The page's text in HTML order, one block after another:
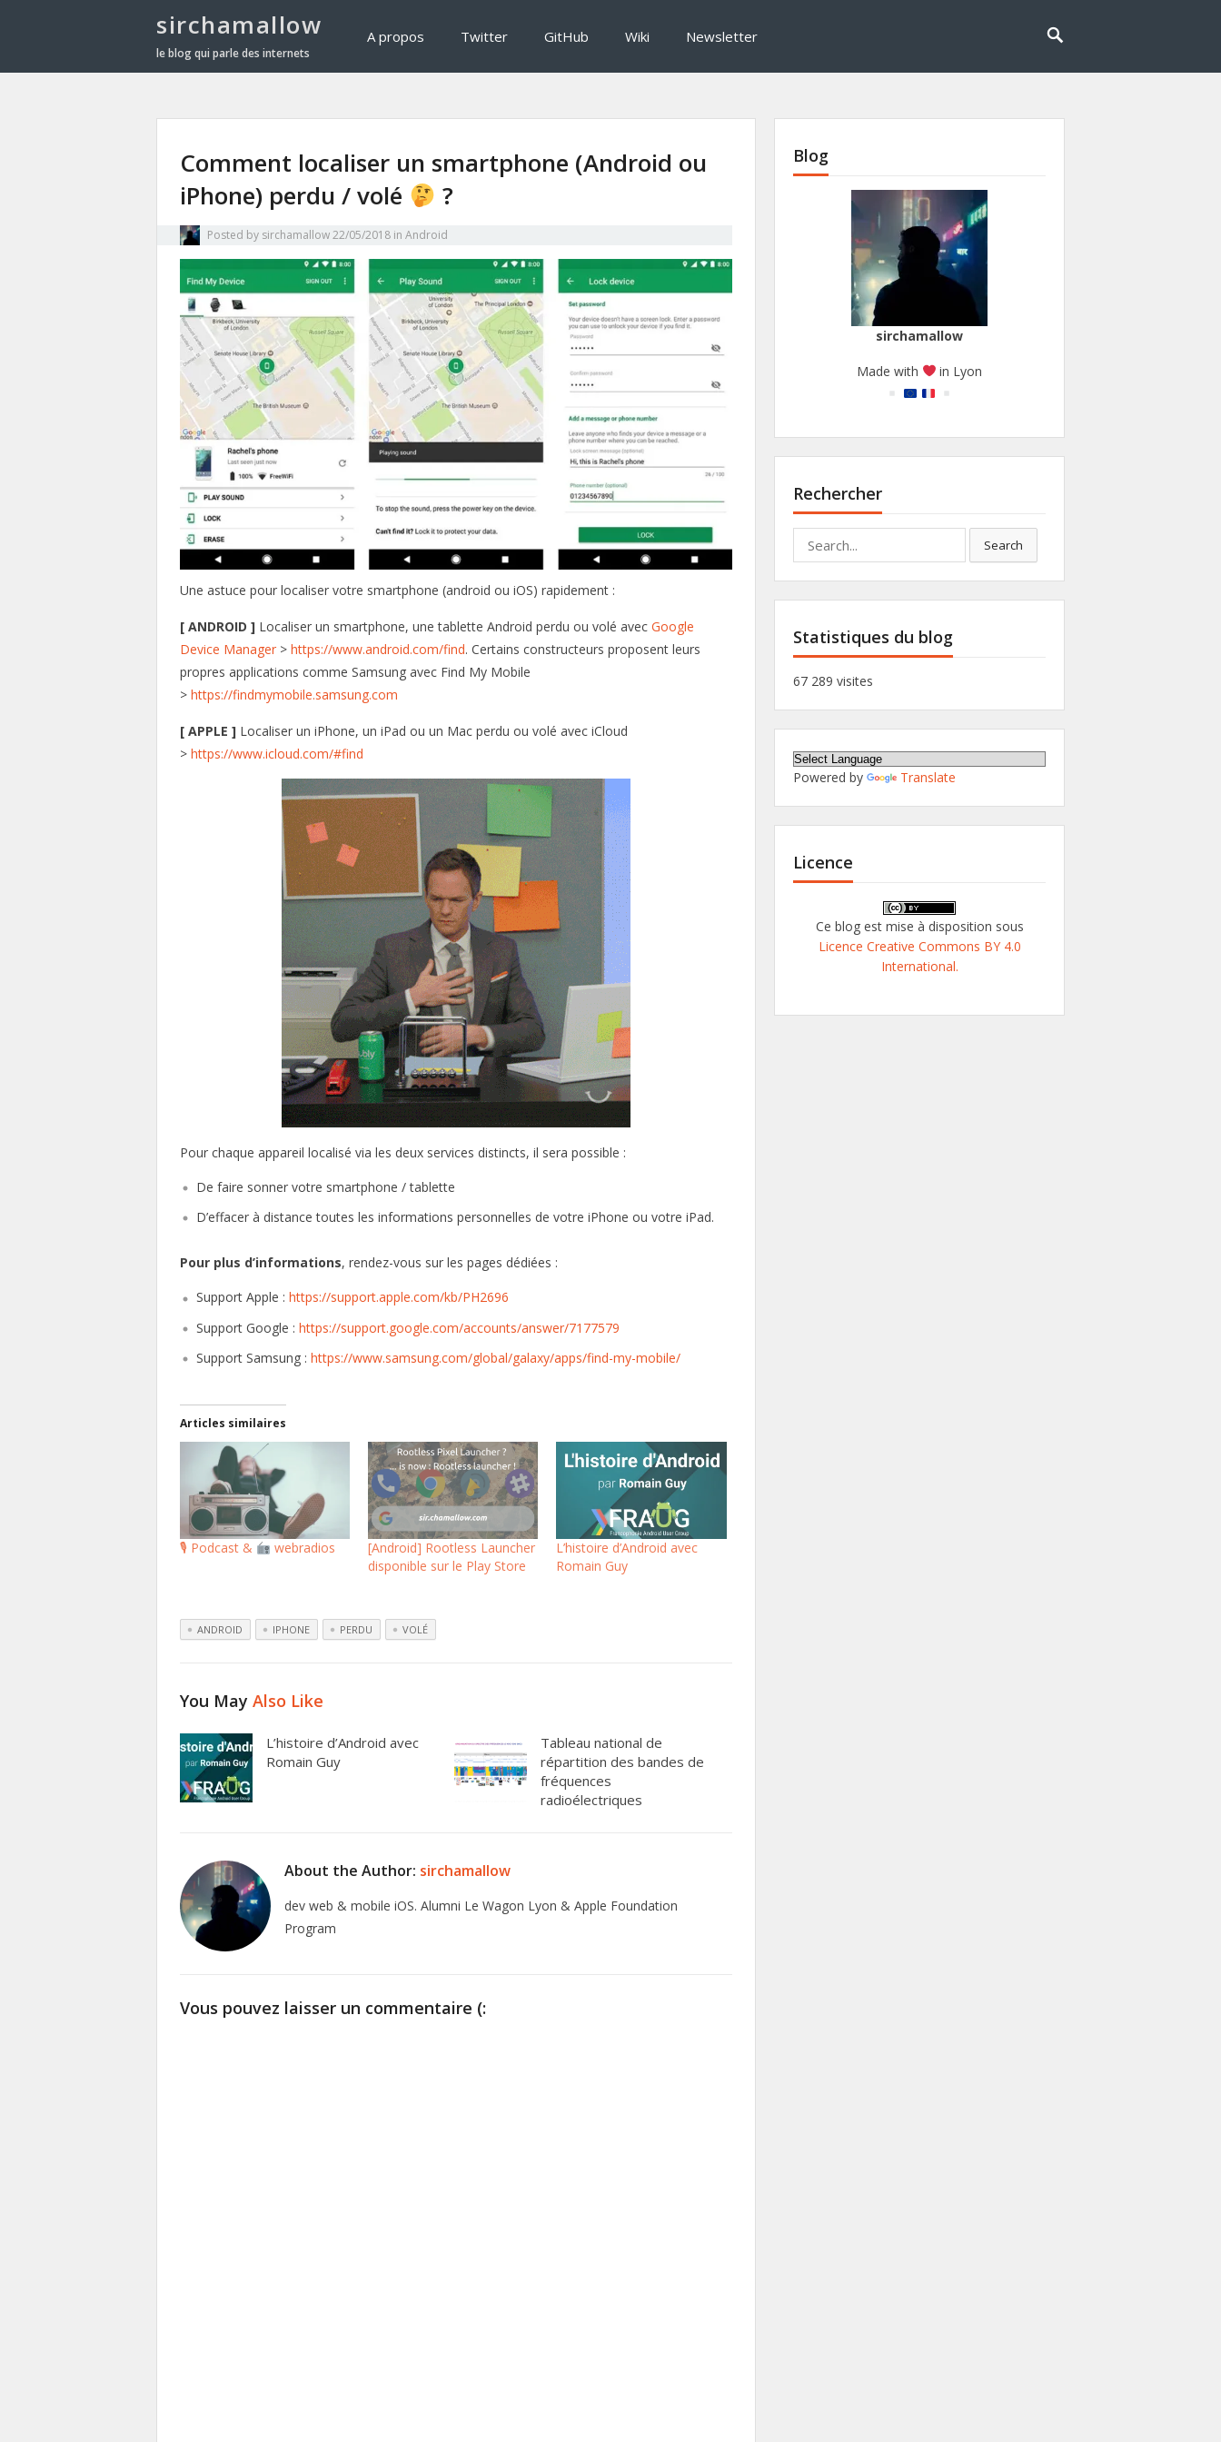
sirchamallow
le blog qui parle des internets
A propos Twitter GitHub Wiki Newsletter
Comment localiser un smartphone (Android ou
iPhone) perdu / volé
?
Posted by sirchamallow22/05/2018 in Android
Une astuce pour localiser votre smartphone (android ou iOS) rapidement :
[ ANDROID ] Localiser un smartphone, une tablette Android perdu ou volé avec Google
Device Manager > https://www.android.com/find. Certains constructeurs proposent leurs
propres applications comme Samsung avec Find My Mobile
> https://findmymobile.samsung.com
[ APPLE ] Localiser un iPhone, un iPad ou un Mac perdu ou volé avec iCloud
> https://www.icloud.com/#find
Pour chaque appareil localisé via les deux services distincts, il sera possible :
De faire sonner votre smartphone / tablette
D’effacer à distance toutes les informations personnelles de votre iPhone ou votre iPad.
Pour plus d’informations, rendez-vous sur les pages dédiées :
Support Apple : https://support.apple.com/kb/PH2696
Support Google : https://support.google.com/accounts/answer/7177579
Support Samsung : https://www.samsung.com/global/galaxy/apps/find-my-mobile/
Articles similaires
🎙 Podcast & webradios
[Android] Rootless Launcher
disponible sur le Play Store
L’histoire d’Android avec
Romain Guy
ANDROID IPHONE PERDU VOLÉ
You May Also Like
L’histoire d’Android avec
Romain Guy
Tableau national de
répartition des bandes de
fréquences
radioélectriques
About the Author: sirchamallow
dev web & mobile iOS. Alumni Le Wagon Lyon & Apple Foundation
Program
Vous pouvez laisser un commentaire (:
Blog
sirchamallow
Made with in Lyon
Rechercher
for:
Search
Statistiques du blog
67 289 visites
Powered by Translate
Licence
Ce blog est mise à disposition sous
Licence Creative Commons BY 4.0
International.